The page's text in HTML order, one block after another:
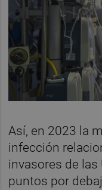
Así, en 2023 la
infección
invasores de las
puntos por